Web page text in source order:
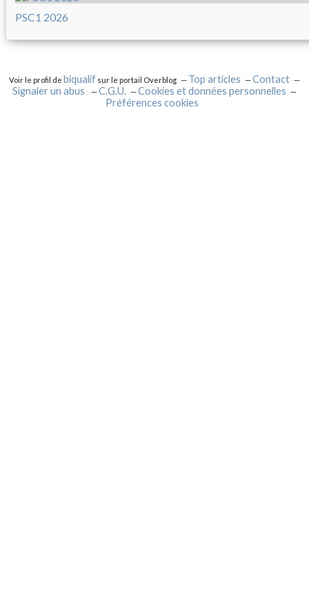
PSC1 2026
Voir le profil de biqualif sur le portail Overblog Top articles
Contact
Signaler un abus
C.G.U.
Cookies et données personnelles
Préférences cookies